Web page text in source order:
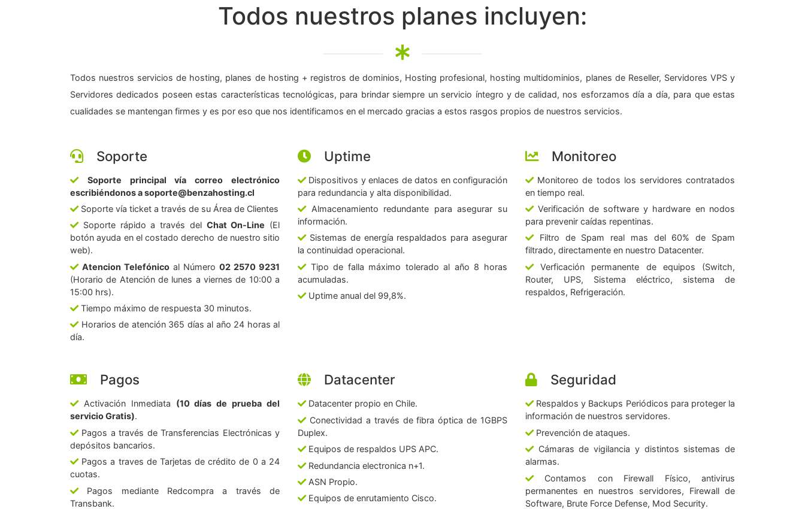
Todos nuestros planes incluyen:
Todos nuestros servicios de hosting, planes de hosting + registros de dominios, Hosting profesional, hosting multidominios, planes de Reseller, Servidores VPS y
Servidores dedicados poseen estas características tecnológicas, para brindar siempre un servicio íntegro y de calidad, nos esforzamos día a día, para que estas
cualidades se mantengan firmes y es por eso que nos identificamos en el mercado gracias a estos rasgos propios de nuestros servicios.
Soporte
Soporte principal vía correo electrónico
escribiéndonos a soporte@benzahosting.cl
Soporte vía ticket a través de su Área de Clientes
Soporte rápido a través del Chat On-Line (El
botón ayuda en el costado derecho de nuestro sitio
web).
Atencion Telefónico al Número 02 2570 9231
(Horario de Atención de lunes a viernes de 10:00 a
15:00 hrs).
Tiempo máximo de respuesta 30 minutos.
Horarios de atención 365 días al año 24 horas al
día.
Uptime
Dispositivos y enlaces de datos en configuración
para redundancia y alta disponibilidad.
Almacenamiento redundante para asegurar su
información.
Sistemas de energía respaldados para asegurar
la continuidad operacional.
Tipo de falla máximo tolerado al año 8 horas
acumuladas.
Uptime anual del 99,8%.
Monitoreo
Monitoreo de todos los servidores contratados
en tiempo real.
Verificación de software y hardware en nodos
para prevenir caídas repentinas.
Filtro de Spam real mas del 60% de Spam
filtrado, directamente en nuestro Datacenter.
Verficación permanente de equipos (Switch,
Router, UPS, Sistema eléctrico, sistema de
respaldos, Refrigeración.
Pagos
Activación Inmediata (10 días de prueba del
servicio Gratis).
Pagos a través de Transferencias Electrónicas y
depósitos bancarios.
Pagos a traves de Tarjetas de crédito de 0 a 24
cuotas.
Pagos mediante Redcompra a través de
Transbank.
Datacenter
Datacenter propio en Chile.
Conectividad a través de fibra óptica de 1GBPS
Duplex.
Equipos de respaldos UPS APC.
Redundancia electronica n+1.
ASN Propio.
Equipos de enrutamiento Cisco.
Seguridad
Respaldos y Backups Periódicos para proteger la
información de nuestros servidores.
Prevención de ataques.
Cámaras de vigilancia y distintos sistemas de
alarmas.
Contamos con Firewall Físico, antivirus
permanentes en nuestros servidores, Firewall de
Software, Brute Force Defense, Mod Security.